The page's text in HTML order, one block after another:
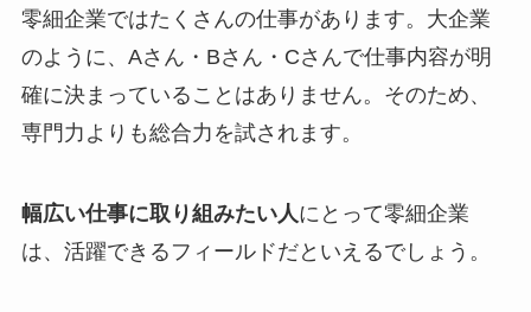
零細企業ではたくさんの仕事があります。大企業
のように、Aさん・Bさん・Cさんで仕事内容が明
確に決まっていることはありません。そのため、
専門力よりも総合力を試されます。
幅広い仕事に取り組みたい人にとって零細企業
は、活躍できるフィールドだといえるでしょう。